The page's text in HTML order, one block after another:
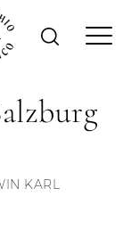
KARL